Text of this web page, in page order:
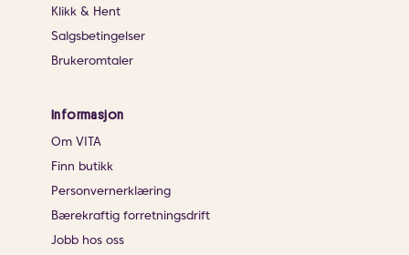
Klikk & Hent
Salgsbetingelser
Brukeromtaler
Informasjon
Om VITA
Finn butikk
Personvernerklæring
Bærekraftig forretningsdrift
Jobb hos oss